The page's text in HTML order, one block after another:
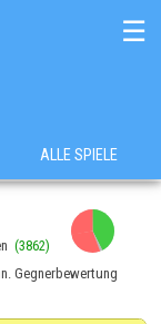
☰
ALLE SPIELE
(3862)
Gegnerbewertung